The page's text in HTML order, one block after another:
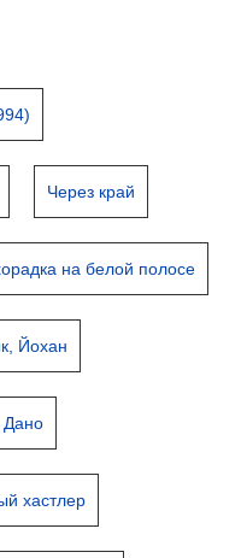
Через край
на белой полосе
Йохан
Дано
хастлер